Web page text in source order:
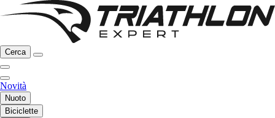
Cerca
Novità
Nuoto
Biciclette